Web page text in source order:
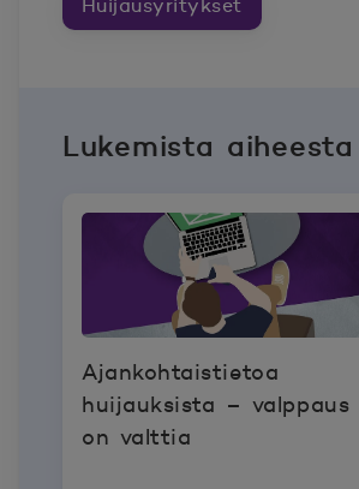
Huijausyritykset
Lukemista aiheesta
Ajankohtaistietoa
huijauksista – valppaus
on valttia